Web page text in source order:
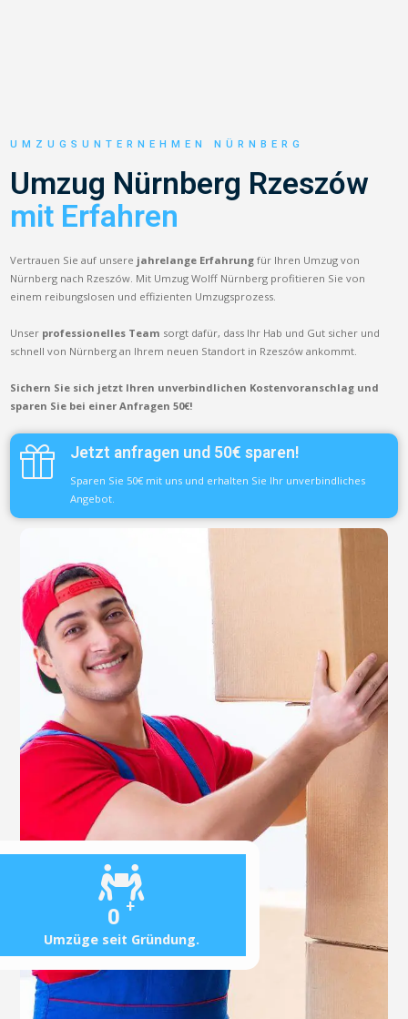
0 +
Umzüge seit Gründung.
UMZUGSUNTERNEHMEN NÜRNBERG
Umzug Nürnberg Rzeszów
mit Erfahren
Vertrauen Sie auf unsere jahrelange Erfahrung für Ihren Umzug von
Nürnberg nach Rzeszów. Mit Umzug Wolff Nürnberg profitieren Sie von
einem reibungslosen und effizienten Umzugsprozess.
Unser professionelles Team sorgt dafür, dass Ihr Hab und Gut sicher und
schnell von Nürnberg an Ihrem neuen Standort in Rzeszów ankommt.
Sichern Sie sich jetzt Ihren unverbindlichen Kostenvoranschlag und
sparen Sie bei einer Anfragen 50€!
Jetzt anfragen und 50€ sparen!
Sparen Sie 50€ mit uns und erhalten Sie Ihr unverbindliches
Angebot.